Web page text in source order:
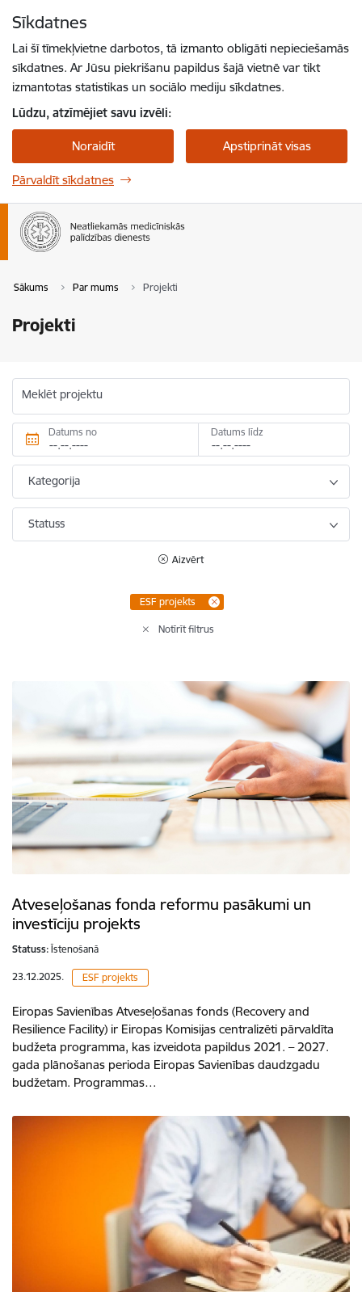
Sīkdatnes
Lai šī tīmekļvietne darbotos, tā izmanto obligāti nepieciešamās
sīkdatnes. Ar Jūsu piekrišanu papildus šajā vietnē var tikt
izmantotas statistikas un sociālo mediju sīkdatnes.
Lūdzu, atzīmējiet savu izvēli:
Noraidīt Apstiprināt visas
Pārvaldīt sīkdatnes
Sākums Par mums Projekti
Projekti
Meklēt projektu
Datums no Datums līdz
Kategorija
Statuss
Aizvērt
ESF projekts
Notīrīt filtrus
Atveseļošanas fonda reformu pasākumi un
investīciju projekts
Statuss: Īstenošanā
23.12.2025. ESF projekts
Eiropas Savienības Atveseļošanas fonds (Recovery and
Resilience Facility) ir Eiropas Komisijas centralizēti pārvaldīta
budžeta programma, kas izveidota papildus 2021. – 2027.
gada plānošanas perioda Eiropas Savienības daudzgadu
budžetam. Programmas…